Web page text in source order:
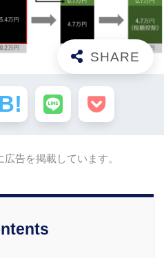
告を掲載しています。